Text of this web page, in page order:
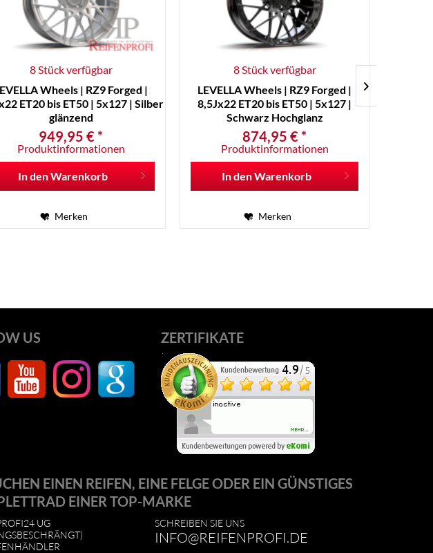
8 Stück verfügbar
Wheels | RZ9 Forged |
ET20 bis ET50 | 5x127 | Silber
glänzend
949,95 € *
Produktinformationen
In denWarenkorb
Merken
8 Stück verfügbar
LEVELLA Wheels | RZ9 Forged |
8,5Jx22 ET20 bis ET50 | 5x127 |
Schwarz Hochglanz
874,95 € *
Produktinformationen
In denWarenkorb
Merken
US ZERTIFIKATE
EINEN REIFEN, EINE FELGE ODER EIN GÜNSTIGES
EINER TOP-MARKE
UG
SCHREIBEN SIE UNS
INFO@REIFENPROFI.DE